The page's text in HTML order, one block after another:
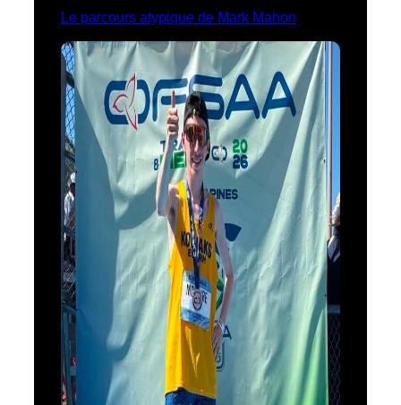
Le parcours atypique de Mark Mahon